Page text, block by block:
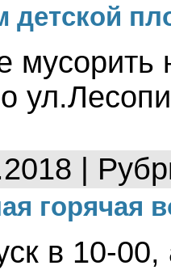
детской
мусорить
|
горячая
в 10-00,